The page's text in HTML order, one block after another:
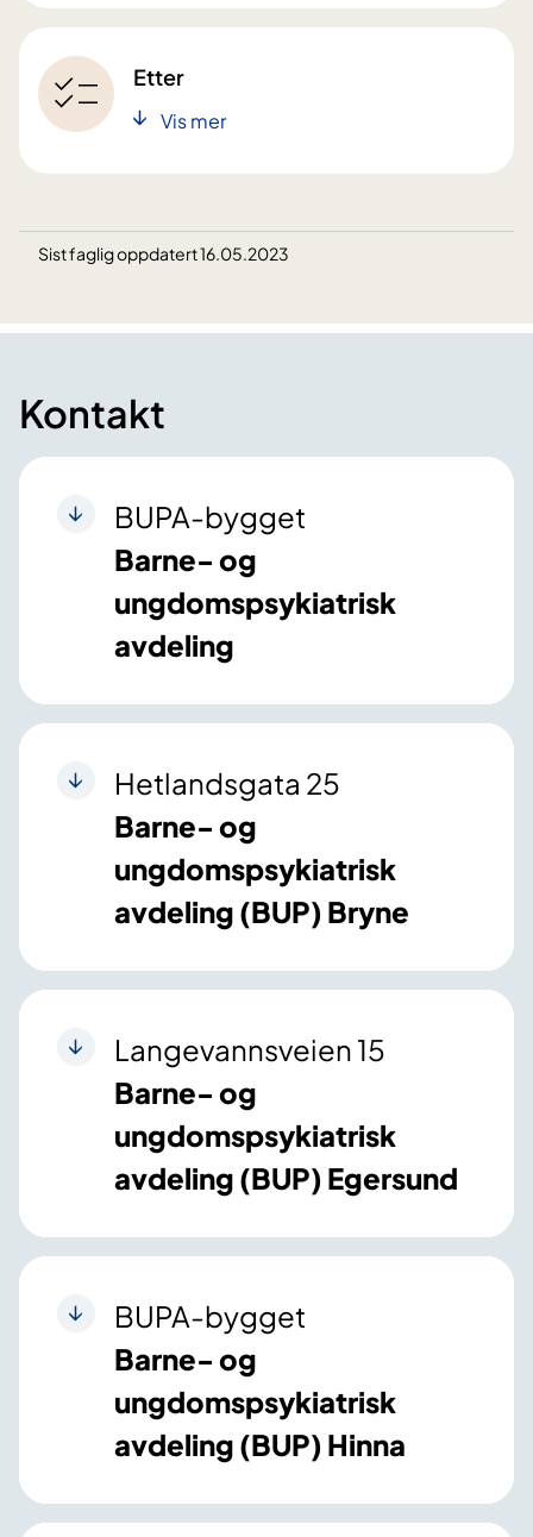
Etter
Vis mer
Sist faglig oppdatert 16.05.2023
Kontakt
BUPA-bygget
Barne- og
ungdomspsykiatrisk
avdeling
Hetlandsgata 25
Barne- og
ungdomspsykiatrisk
avdeling (BUP) Bryne
Langevannsveien 15
Barne- og
ungdomspsykiatrisk
avdeling (BUP) Egersund
BUPA-bygget
Barne- og
ungdomspsykiatrisk
avdeling (BUP) Hinna